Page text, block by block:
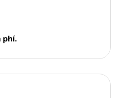
phí.